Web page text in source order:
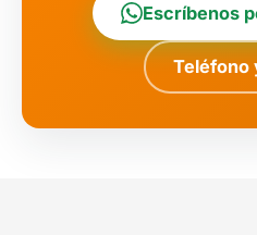
Escríbenos
Teléfono